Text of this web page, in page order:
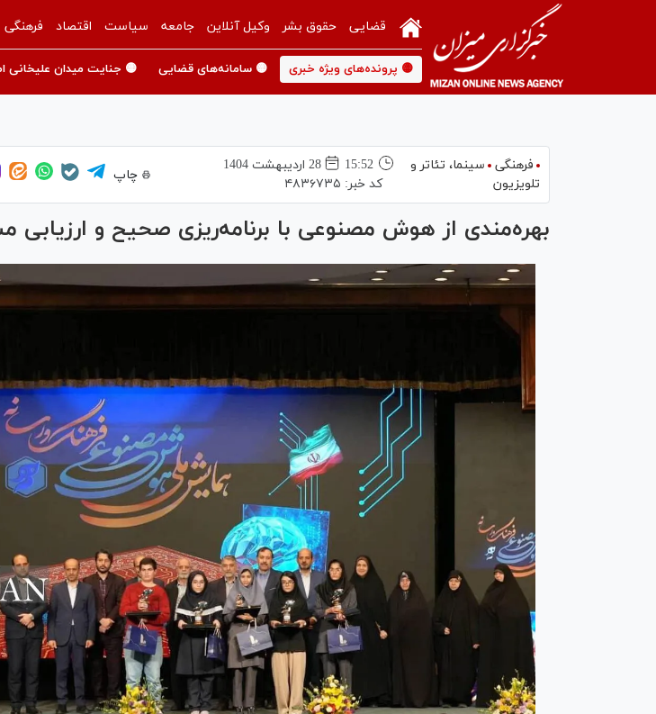
قضایی حقوق بشر وکیل آنلاین جامعه سیاست اقتصاد فرهنگی
🟡 پرونده‌های ویژه خبری 🟡 سامانه‌های قضایی 🟡 جنایت میدان علیخانی
فرهنگی
سینما،‌ تئاتر و
تلویزیون
15:52
28 ارديبهشت 1404
کد خبر: ۴۸۳۶۷۳۵
چاپ
بهره‌مندی از هوش مصنوعی با برنامه‌ریزی صحیح و ارزیابی